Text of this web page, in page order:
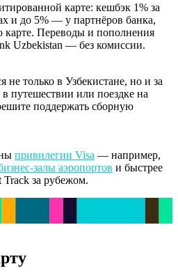
карте: кешбэк 1% за
и до 5% — у партнёров банка,
карте. Переводы и пополнения
Uzbekistan — без комиссии.
не только в Узбекистане, но и за
путешествии или поездке на
поддержать сборную
привилегии Visa — например,
залы аэропортов и быстрее
Track за рубежом.